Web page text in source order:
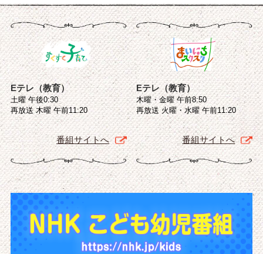
Eテレ（教育）
土曜 午後0:30
再放送 木曜 午前11:20
番組サイトへ
Eテレ（教育）
木曜・金曜 午前8:50
再放送 火曜・水曜 午前11:20
番組サイトへ